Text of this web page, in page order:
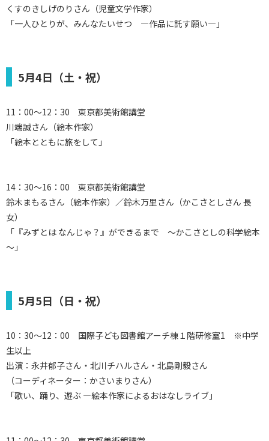
くすのきしげのりさん（児童文学作家）
「一人ひとりが、みんなたいせつ ―作品に託す願い―」
5月4日（土・祝）
11：00～12：30 東京都美術館講堂
川端誠さん（絵本作家）
「絵本とともに旅をして」
14：30～16：00 東京都美術館講堂
鈴木まもるさん（絵本作家）／鈴木万里さん（かこさとしさん 長
女）
「『みずとは なんじゃ？』ができるまで ～かこさとしの科学絵本
～」
5月5日（日・祝）
10：30～12：00 国際子ども図書館アーチ棟１階研修室1 ※中学
生以上
出演：永井郁子さん・北川チハルさん・北島剛毅さん
（コーディネーター：かさいまりさん）
「歌い、踊り、遊ぶ ―絵本作家によるおはなしライブ」